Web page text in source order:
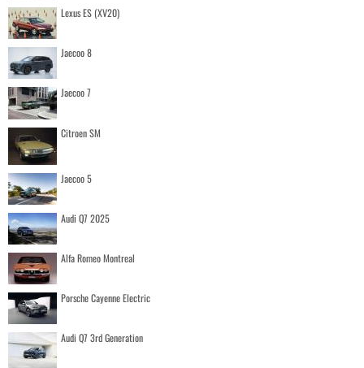
Lexus ES (XV20)
Jaecoo 8
Jaecoo 7
Citroen SM
Jaecoo 5
Audi Q7 2025
Alfa Romeo Montreal
Porsche Cayenne Electric
Audi Q7 3rd Generation